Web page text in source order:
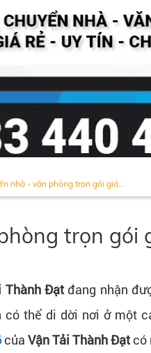
nhà - văn phòng trọn gói giá...
trọn gói
Thành Đạt đang nhận
có thể di dời nơi ở một
của Vận Tải Thành Đạtcó